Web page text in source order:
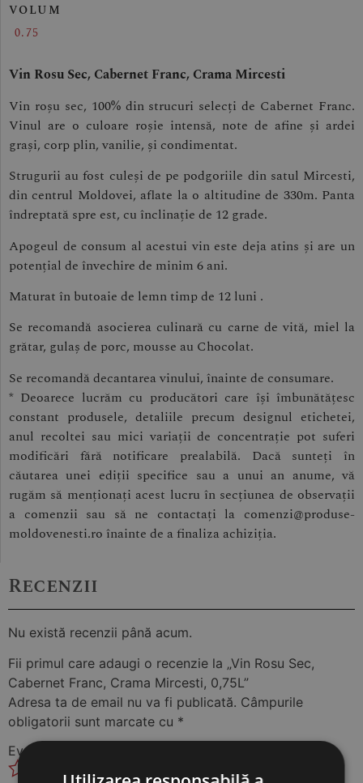
VOLUM
0.75
Vin Rosu Sec, Cabernet Franc, Crama Mircesti
Vin roșu sec, 100% din strucuri selecți de Cabernet Franc.
Vinul are o culoare roșie intensă, note de afine și ardei
grași, corp plin, vanilie, și condimentat.
Strugurii au fost culeși de pe podgoriile din satul Mircesti,
din centrul Moldovei, aflate la o altitudine de 330m. Panta
îndreptată spre est, cu înclinație de 12 grade.
Apogeul de consum al acestui vin este deja atins și are un
potențial de învechire de minim 6 ani.
Maturat în butoaie de lemn timp de 12 luni .
Se recomandă asocierea culinară cu carne de vită, miel la
grătar, gulaș de porc, mousse au Chocolat.
Se recomandă decantarea vinului, înainte de consumare.
* Deoarece lucrăm cu producători care își îmbunătățesc
constant produsele, detaliile precum designul etichetei,
anul recoltei sau mici variații de concentrație pot suferi
modificări fără notificare prealabilă. Dacă sunteți în
căutarea unei ediții specifice sau a unui an anume, vă
rugăm să menționați acest lucru în secțiunea de observații
a comenzii sau să ne contactați la comenzi@produse-
moldovenesti.ro înainte de a finaliza achiziția.
Recenzii
Nu există recenzii până acum.
Fii primul care adaugi o recenzie la „Vin Rosu Sec,
Cabernet Franc, Crama Mircesti, 0,75L”
Adresa ta de email nu va fi publicată. Câmpurile
obligatorii sunt marcate cu *
Evaluarea ta